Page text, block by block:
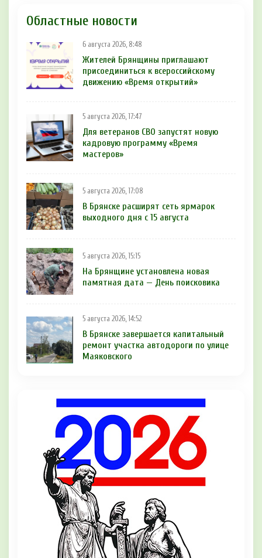
Областные новости
6 августа 2026, 8:48
Жителей Брянщины приглашают
присоединиться к всероссийскому
движению «Время открытий»
5 августа 2026, 17:47
Для ветеранов СВО запустят новую
кадровую программу «Время
мастеров»
5 августа 2026, 17:08
В Брянске расширят сеть ярмарок
выходного дня с 15 августа
5 августа 2026, 15:15
На Брянщине установлена новая
памятная дата — День поисковика
5 августа 2026, 14:52
В Брянске завершается капитальный
ремонт участка автодороги по улице
Маяковского